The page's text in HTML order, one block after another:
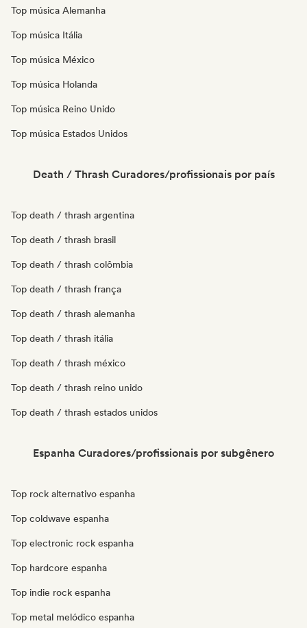
Top música Alemanha
Top música Itália
Top música México
Top música Holanda
Top música Reino Unido
Top música Estados Unidos
Death / Thrash Curadores/profissionais por país
Top death / thrash argentina
Top death / thrash brasil
Top death / thrash colômbia
Top death / thrash frança
Top death / thrash alemanha
Top death / thrash itália
Top death / thrash méxico
Top death / thrash reino unido
Top death / thrash estados unidos
Espanha Curadores/profissionais por subgênero
Top rock alternativo espanha
Top coldwave espanha
Top electronic rock espanha
Top hardcore espanha
Top indie rock espanha
Top metal melódico espanha